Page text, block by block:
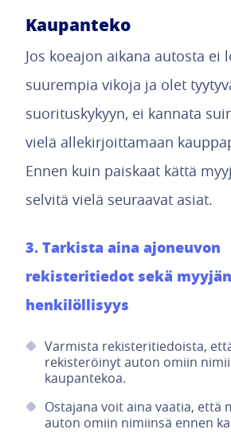
Kaupanteko
Jos koeajon aikana autosta ei
suurempia vikoja ja olet
suorituskykyyn, ei kannata
vielä allekirjoittamaan
Ennen kuin paiskaat kättä
selvitä vielä seuraavat asiat.
3. Tarkista aina ajoneuvon
rekisteritiedot sekä myyjän
henkilöllisyys
Varmista rekisteritiedoista,
rekisteröinyt auton omiin
kaupantekoa.
Ostajana voit aina vaatia, että
auton omiin nimiinsä ennen